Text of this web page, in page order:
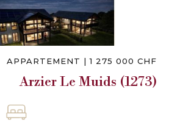
APPARTEMENT | 1 275 000 CHF
Arzier Le Muids (1273)